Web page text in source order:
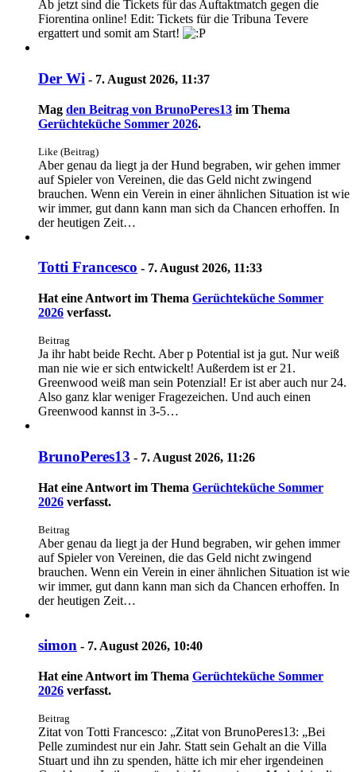
Ab jetzt sind die Tickets für das Auftaktmatch gegen die
Fiorentina online! Edit: Tickets für die Tribuna Tevere
ergattert und somit am Start!
Der Wi - 7. August 2026, 11:37
Mag den Beitrag von BrunoPeres13 im Thema
Gerüchteküche Sommer 2026.
Like (Beitrag)
Aber genau da liegt ja der Hund begraben, wir gehen immer
auf Spieler von Vereinen, die das Geld nicht zwingend
brauchen. Wenn ein Verein in einer ähnlichen Situation ist wie
wir immer, gut dann kann man sich da Chancen erhoffen. In
der heutigen Zeit…
Totti Francesco - 7. August 2026, 11:33
Hat eine Antwort im Thema Gerüchteküche Sommer
2026 verfasst.
Beitrag
Ja ihr habt beide Recht. Aber p Potential ist ja gut. Nur weiß
man nie wie er sich entwickelt! Außerdem ist er 21.
Greenwood weiß man sein Potenzial! Er ist aber auch nur 24.
Also ganz klar weniger Fragezeichen. Und auch einen
Greenwood kannst in 3-5…
BrunoPeres13 - 7. August 2026, 11:26
Hat eine Antwort im Thema Gerüchteküche Sommer
2026 verfasst.
Beitrag
Aber genau da liegt ja der Hund begraben, wir gehen immer
auf Spieler von Vereinen, die das Geld nicht zwingend
brauchen. Wenn ein Verein in einer ähnlichen Situation ist wie
wir immer, gut dann kann man sich da Chancen erhoffen. In
der heutigen Zeit…
simon - 7. August 2026, 10:40
Hat eine Antwort im Thema Gerüchteküche Sommer
2026 verfasst.
Beitrag
Zitat von Totti Francesco: „Zitat von BrunoPeres13: „Bei
Pelle zumindest nur ein Jahr. Statt sein Gehalt an die Villa
Stuart und ihn zu spenden, hätte ich mir eher irgendeinen